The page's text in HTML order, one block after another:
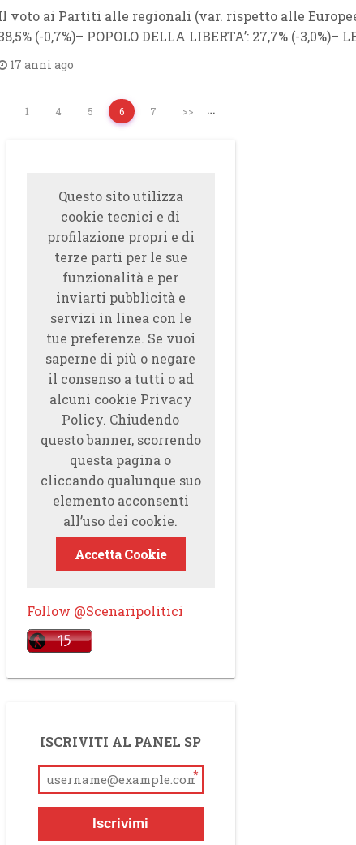
voto ai Partiti alle regionali (var. rispetto alle Europee
(-0,7%)– POPOLO DELLA LIBERTA’: 27,7% (-3,0%)–
17 anni ago
1 …
4 5 6 7 >>
Questo sito utilizza
cookie tecnici e di
profilazione propri e di
terze parti per le sue
funzionalità e per
inviarti pubblicità e
servizi in linea con le
tue preferenze. Se vuoi
saperne di più o negare
il consenso a tutti o ad
alcuni cookie Privacy
Policy. Chiudendo
questo banner, scorrendo
questa pagina o
cliccando qualunque suo
elemento acconsenti
all’uso dei cookie.
Accetta Cookie
Follow @Scenaripolitici
ISCRIVITI AL PANEL SP
*
Iscrivimi